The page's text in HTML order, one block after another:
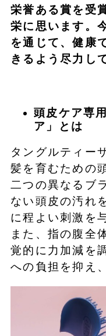
栄誉ある賞を受
栄に思います。
を通じて、健康
きるよう尽力し
頭皮ケア専
ア」とは
タングルティー
髪を育むための
二つの異なるブ
ない頭皮の汚れ
に程よい刺激を
また、指の腹全
覚的に力加減を
への負担を抑え